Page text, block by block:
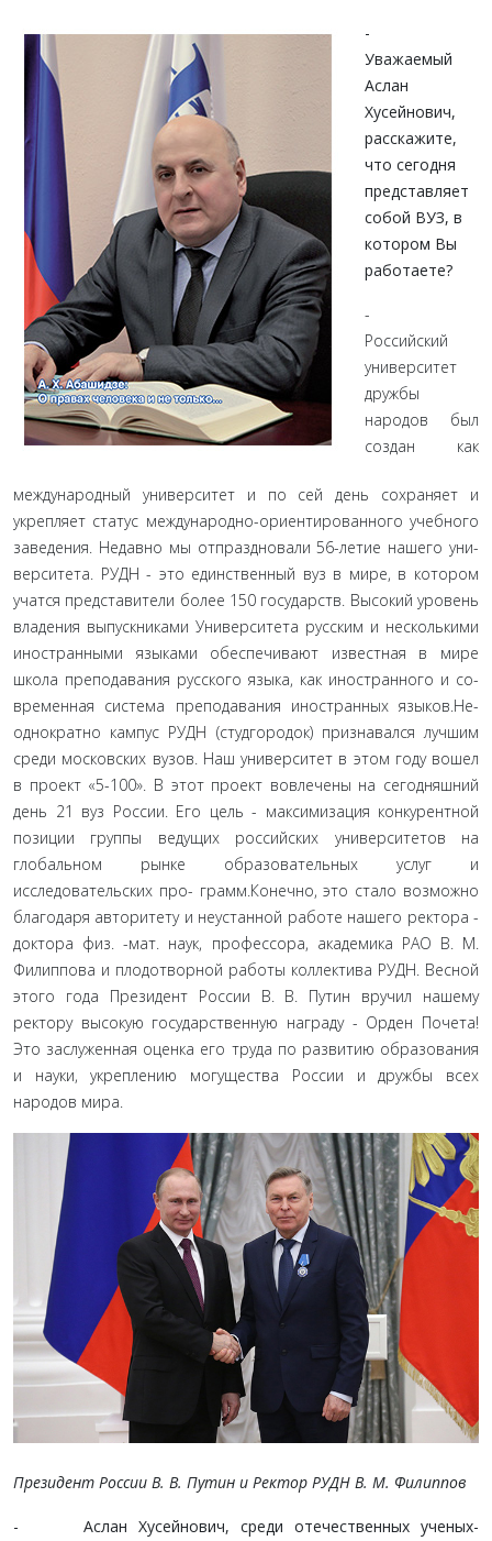
-
Уважаемый
Аслан
Хусейнович,
расскажите,
что се­годня
представляет
собой ВУЗ, в
котором Вы
работаете?
-
Российский
университет
дружбы
народов был
создан как
международный университет и по сей день сохраняет и
укрепляет статус международно-ориентированного учебного
заведения. Недавно мы отпраздновали 56-летие нашего уни­
верситета. РУДН - это единственный вуз в мире, в котором
учатся представители более 150 государств. Высокий уровень
владения выпускниками Университета русским и нескольки­ми
иностранными языками обеспечивают известная в мире
школа преподавания русского языка, как иностранного и со­
временная система преподавания иностранных языков.Не-
однократно кампус РУДН (студгородок) признавался лучшим
среди московских вузов. Наш университет в этом году вошел
в проект «5-100». В этот проект вовлечены на сегодняшний
день 21 вуз России. Его цель - максимизация конкурентной
пози­ции группы ведущих российских университетов на
глобаль­ном рынке образовательных услуг и
исследовательских про- грамм.Конечно, это стало возможно
благодаря авторитету и неустанной работе нашего ректора -
доктора физ. -мат. наук, профессора, академика РАО В. М.
Филиппова и плодотвор­ной работы коллектива РУДН. Весной
этого года Президент России В. В. Путин вручил нашему
ректору высокую государ­ственную награду - Орден Почета!
Это заслуженная оценка его труда по развитию образования
и науки, укреплению могуще­ства России и дружбы всех
народов мира.
Президент России В. В. Путин и Ректор РУДН В. М. Филиппов
- Аслан Хусейнович, среди отечественных ученых-